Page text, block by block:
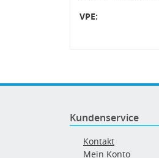
VPE:
Kundenservice
Kontakt
Mein Konto